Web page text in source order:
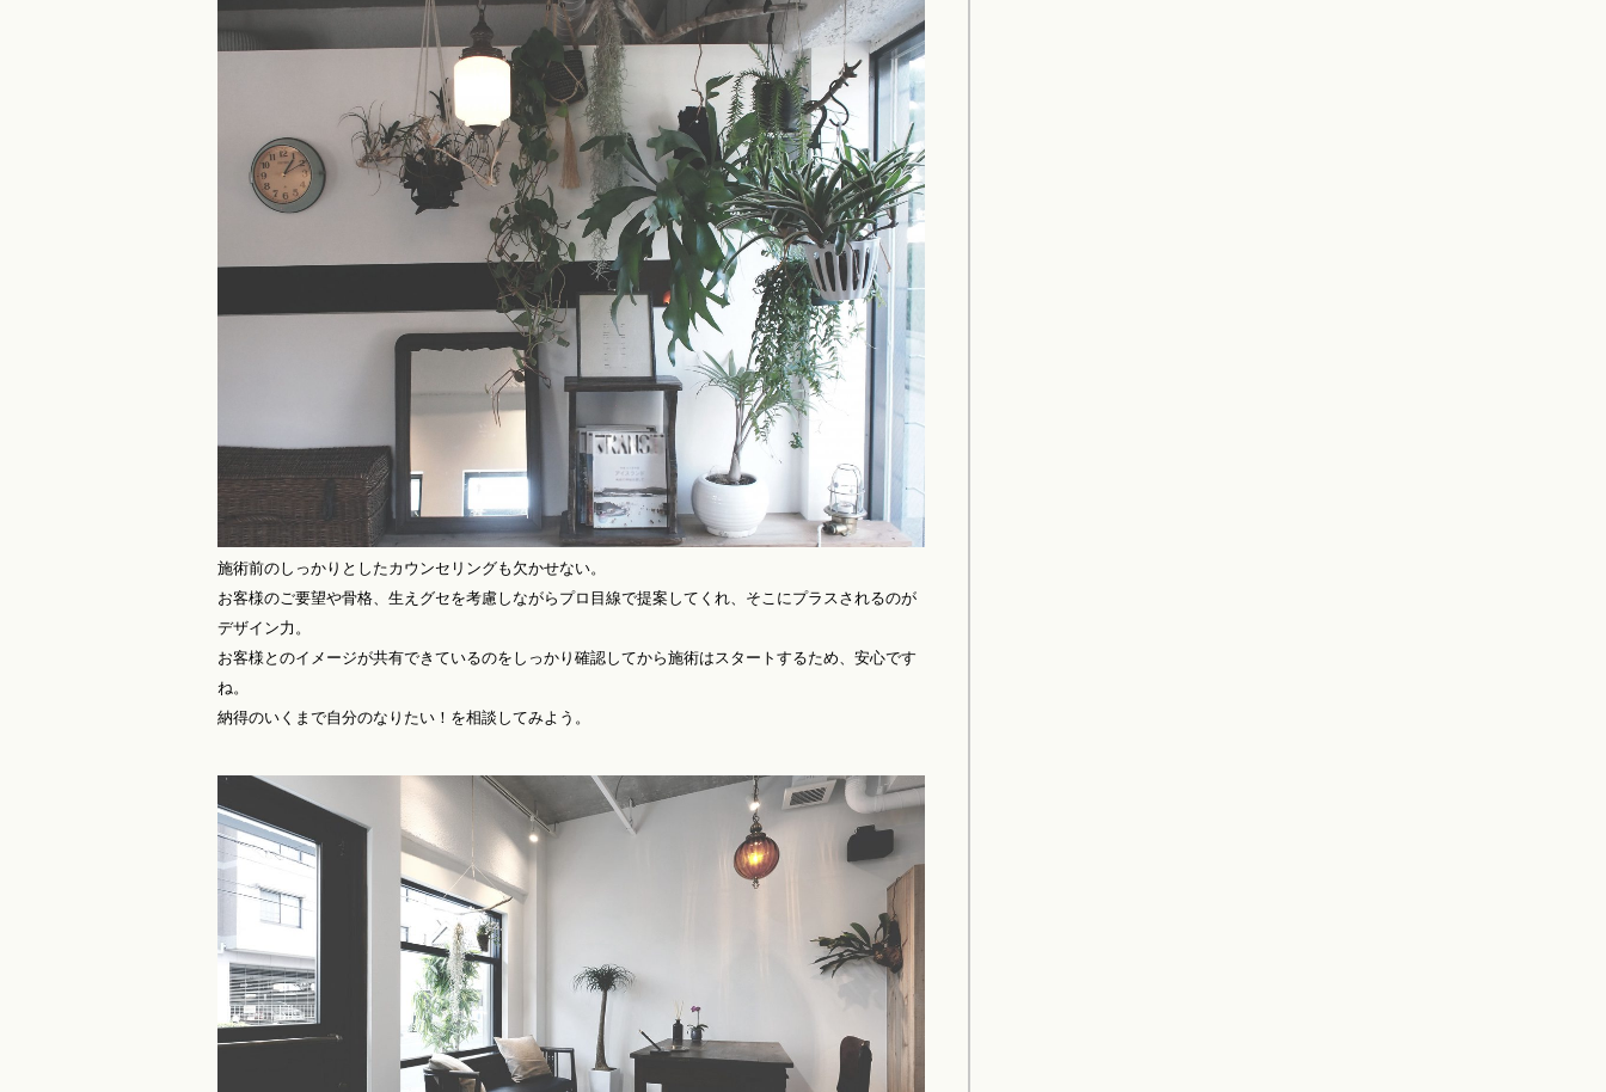
施術前のしっかりとしたカウンセリングも欠かせない。
お客様のご要望や骨格、生えグセを考慮しながらプロ目線で提案してくれ、そこにプラスされるのが
デザイン力。
お客様とのイメージが共有できているのをしっかり確認してから施術はスタートするため、安心です
ね。
納得のいくまで自分のなりたい！を相談してみよう。